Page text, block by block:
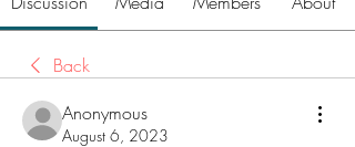
Back
Anonymous
August 6, 2023